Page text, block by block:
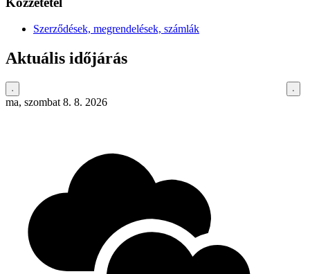
Szerződések, megrendelések, számlák
Aktuális időjárás
ma, szombat 8. 8. 2026